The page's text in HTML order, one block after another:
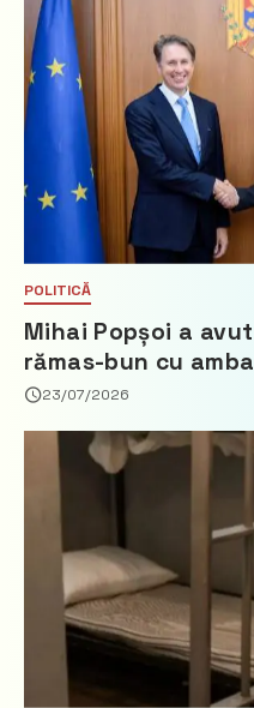
POLITICĂ
Mihai Popșoi a
rămas-bun cu
Țărilor de Jos, Fred
23/07/2026